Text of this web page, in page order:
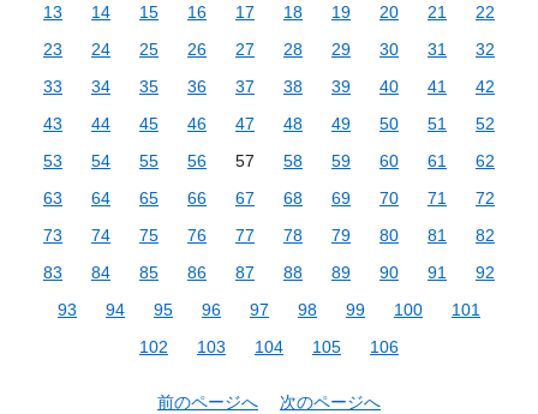
13
14 15 16 17 18 19 20 21
22
23
24 25 26 27 28 29 30 31
32
33
34 35 36 37 38 39 40 41
42
43
44 45 46 47 48 49 50 51
52
53
54 55 56 57 58 59 60 61
62
63
64 65 66 67 68 69 70 71
72
73
74 75 76 77 78 79 80 81
82
83
84 85 86 87 88 89 90 91
92
93
94 95 96 97 98 99 100
101
102
103 104 105 106
前のページへ 次のページへ